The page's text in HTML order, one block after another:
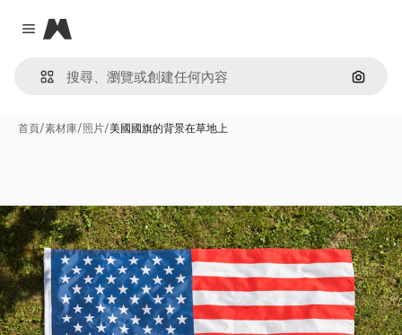
Close menu
Magnific
通過圖
首頁/素材庫/照片/美國國旗的背景在草地上